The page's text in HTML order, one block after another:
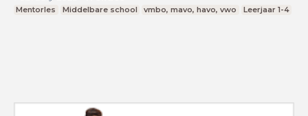
Mentorles Middelbare school vmbo, mavo, havo, vwo Leerjaar 1-4